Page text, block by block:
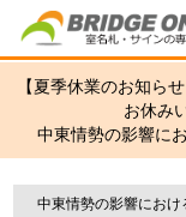
【夏季休業のお知ら
お休み
中東情勢の影響に
中東情勢の影響におけ